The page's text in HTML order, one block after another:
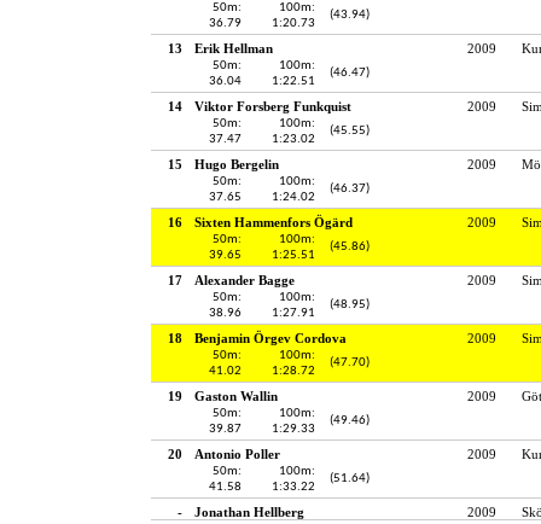
50m:
36.79
100m:
1:20.73
(43.94)
13 Erik Hellman 2009
50m:
36.04
100m:
1:22.51
(46.47)
14 Viktor Forsberg Funkquist 2009
50m:
37.47
100m:
1:23.02
(45.55)
15 Hugo Bergelin 2009
50m:
37.65
100m:
1:24.02
(46.37)
16 Sixten Hammenfors Ögärd 2009
50m:
39.65
100m:
1:25.51
(45.86)
17 Alexander Bagge 2009
50m:
38.96
100m:
1:27.91
(48.95)
18 Benjamin Örgev Cordova 2009
50m:
41.02
100m:
1:28.72
(47.70)
19 Gaston Wallin 2009
50m:
39.87
100m:
1:29.33
(49.46)
20 Antonio Poller 2009
50m:
41.58
100m:
1:33.22
(51.64)
- Jonathan Hellberg 2009